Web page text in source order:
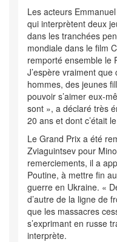
Les acteurs
qui interprètent deux
dans les tranchées
mondiale dans le film
remporté ensemble le
J’espère vraiment
hommes, des jeunes
pouvoir s’aimer eux-
sont », a déclaré très
20 ans et dont c’était
Le Grand Prix a été
Zviaguintsev pour
remerciements, il a
Poutine, à mettre fin
guerre en Ukraine. «
d’autre de la ligne de
que les massacres
s’exprimant en russe
interprète.